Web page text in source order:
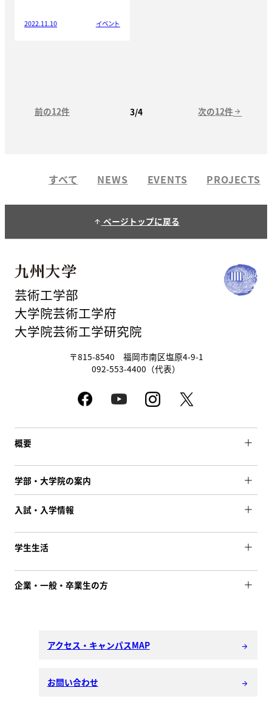
2022.11.10 イベント
前の12件 次の12件 arrow_forward
3/4
すべて NEWS EVENTS PROJECTS
arrow_upward ページトップに戻る
芸術工学部
大学院芸術工学府
大学院芸術工学研究院
〒815-8540 福岡市南区塩原4-9-1
092-553-4400（代表）
概要
学部・大学院の案内
入試・入学情報
学生生活
企業・一般・卒業生の方
アクセス・キャンパスMAP arrow_forward
お問い合わせ arrow_forward